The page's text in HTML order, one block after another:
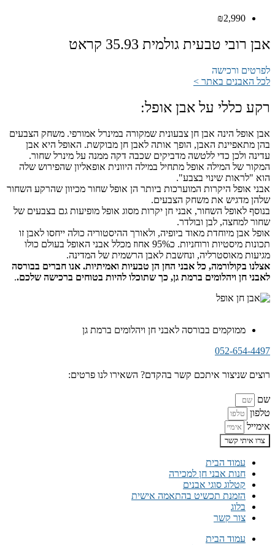
₪2,990
אבן רובי טבעית גולמית 35.93 קראט
לפרטים ורכישה
לכל האבנים באתר >
רקע כללי על אבן אופל:
אבן אופל הינה אבן חן צבעונית שמקורה במינרל אמורפי. משחק הצבעים
בהן מתאפיינת האבן, הופך אותה לאבן חן מבוקשת. האופל היא אבן
עדינה ולכן כדי ללטשה מדביקים שכבה דקה ממנה על מינרל שחור.
המקור של המילה אופל מתחיל במילה היוונית אופאליון שהפירוש שלה
הוא "לראות שינוי בצבע".
אבני אופל היקרות המוערכות ביותר הן אופל שחור מכיוון שהרקע השחור
שלהן מדגיש את משחק הצבעים.
בנוסף לאופל השחור, אבני חן יקרות מסוג אופל מופיעות גם בצבעים של
שחור למחצה, לבן ובולדר.
אופל אבן מיוחדת מאוד ביופיה, ולאורך ההיסטוריה כולה ייחסו לאבן זו
תכונות מיסטיות ורוחניות. כ95% אחוז מכלל אבני האופל בעולם כולו
מגיעות מאוסטרליה, ונחשבת לאבן הרשמית של המדינה.
אצלנו בקולורמה, כל אבני החן הן טבעיות ואמיתיות. אנו חברים בבורסה
לאבני חן ויהלומים ברמת גן, כך שתוכלו להיות בטוחים ברכישה שלכם..
ממוקמים בבורסה לאבני חן ויהלומים ברמת גן
052-654-4497
רוצים שניצור איתכם קשר בהקדם? השאירו לנו פרטים:
שם
טלפון
אימייל
צרו איתי קשר
עמוד הבית
חנות אבני חן למכירה
קטלוג סוגי אבנים
הזמנת תכשיט בהתאמה אישית
בלוג
צור קשר
עמוד הבית